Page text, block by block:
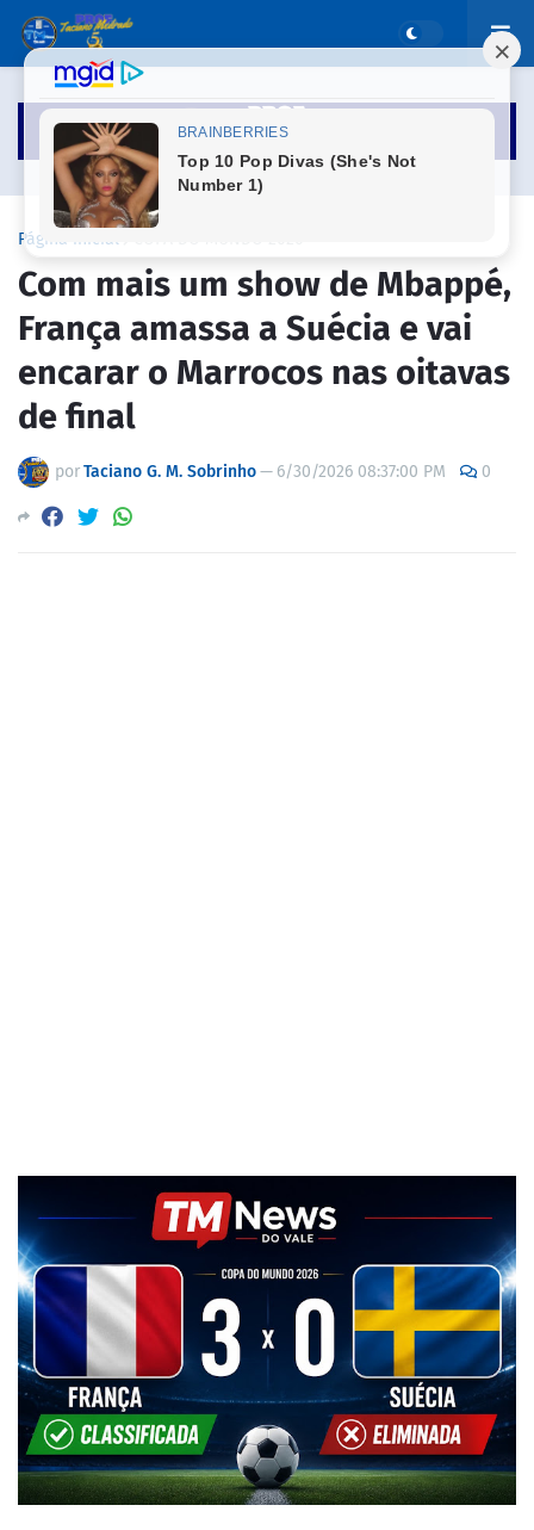
Página inicial
Com mais um show de Mbappé,
França amassa a Suécia e vai
encarar o Marrocos nas oitavas
de final
porTaciano G. M. Sobrinho— 6/30/2026 08:37:00 PM 0